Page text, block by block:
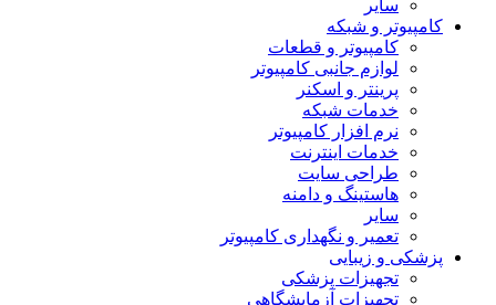
سایر
کامپیوتر و شبکه
کامپیوتر و قطعات
لوازم جانبی کامپیوتر
پرینتر و اسکنر
خدمات شبکه
نرم افزار کامپیوتر
خدمات اینترنت
طراحی سایت
هاستینگ و دامنه
سایر
تعمیر و نگهداری کامپیوتر
پزشکی و زیبایی
تجهیزات پزشکی
تجهیزات آزمایشگاهی